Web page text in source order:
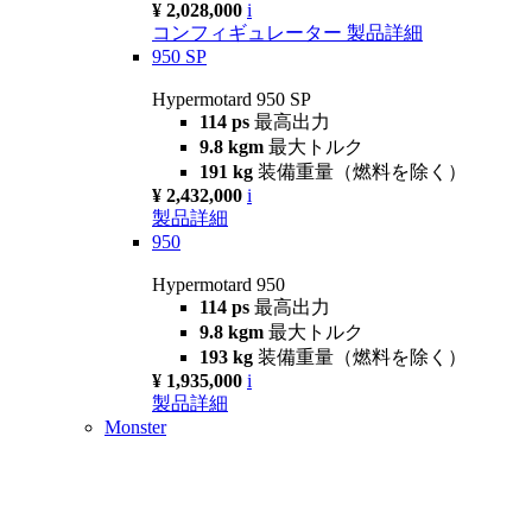
¥ 2,028,000 i
コンフィギュレーター 製品詳細
950 SP
Hypermotard 950 SP
114 ps 最高出力
9.8 kgm 最大トルク
191 kg 装備重量（燃料を除く）
¥ 2,432,000 i
製品詳細
950
Hypermotard 950
114 ps 最高出力
9.8 kgm 最大トルク
193 kg 装備重量（燃料を除く）
¥ 1,935,000 i
製品詳細
Monster